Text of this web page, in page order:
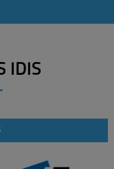
IDIS